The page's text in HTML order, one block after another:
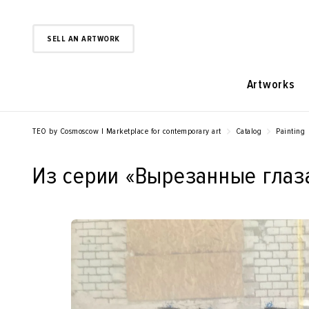
SELL AN ARTWORK
Artworks
TEO by Cosmoscow | Marketplace for contemporary art Catalog Painting
Из серии «‎Вырезанные